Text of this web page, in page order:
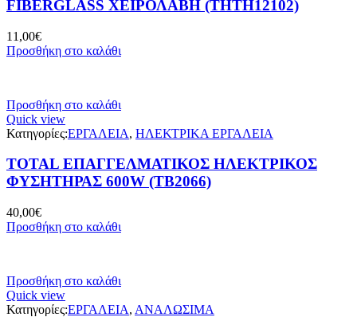
FIBERGLASS ΧΕΙΡΟΛΑΒΗ (THTH12102)
11,00€
Προσθήκη στο καλάθι
Προσθήκη στο καλάθι
Quick view
Κατηγορίες:ΕΡΓΑΛΕΙΑ, ΗΛΕΚΤΡΙΚΑ ΕΡΓΑΛΕΙΑ
TOTAL ΕΠΑΓΓΕΛΜΑΤΙΚΟΣ ΗΛΕΚΤΡΙΚΟΣ
ΦΥΣΗΤΗΡΑΣ 600W (ΤΒ2066)
40,00€
Προσθήκη στο καλάθι
Προσθήκη στο καλάθι
Quick view
Κατηγορίες:ΕΡΓΑΛΕΙΑ, ΑΝΑΛΩΣΙΜΑ